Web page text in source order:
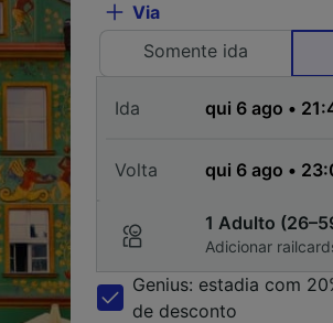
Via
Somente ida
Ida
Volta
1 Adulto
Adicionar
Genius: estadia com
de desconto